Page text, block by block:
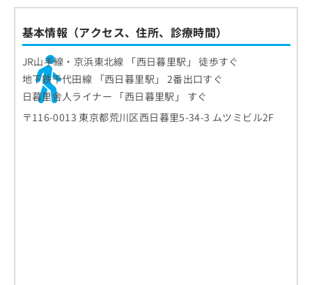
基本情報（アクセス、住所、診療時間）
JR山手線・京浜東北線 「西日暮里駅」 徒歩すぐ
地下鉄千代田線 「西日暮里駅」 2番出口すぐ
日暮里舎人ライナー 「西日暮里駅」 すぐ
〒116-0013 東京都荒川区西日暮里5-34-3 ムツミビル2F